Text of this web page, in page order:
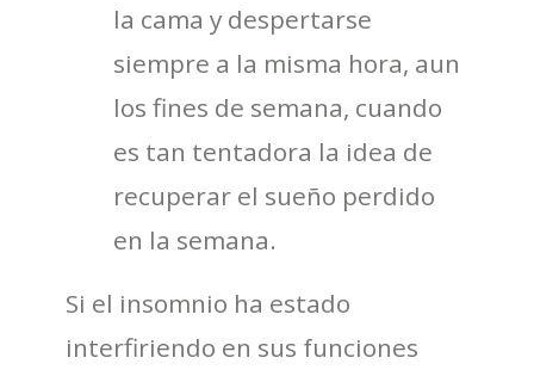
la cama y despertarse
siempre a la misma hora, aun
los fines de semana, cuando
es tan tentadora la idea de
recuperar el sueño perdido
en la semana.
Si el insomnio ha estado
interfiriendo en sus funciones